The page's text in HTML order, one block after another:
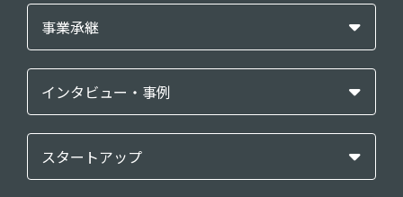
事業承継
インタビュー・事例
スタートアップ